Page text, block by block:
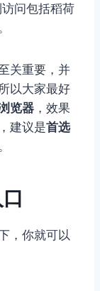
问包括稻荷
关重要，并
以大家最好
览器 ，效果
建议是首选
，你就可以